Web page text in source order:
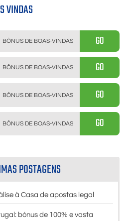
VINDAS
BÔNUS DE BOAS-VINDAS GO
BÔNUS DE BOAS-VINDAS GO
BÔNUS DE BOAS-VINDAS GO
BÔNUS DE BOAS-VINDAS GO
POSTAGENS
à Casa de apostas legal
bónus de 100% e vasta